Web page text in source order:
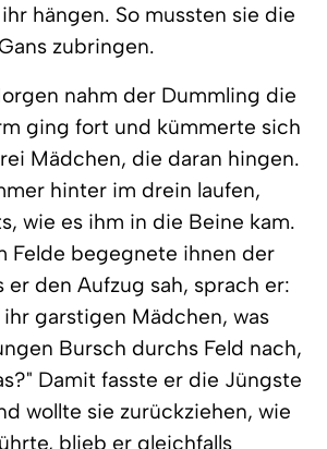
hängen. So mussten sie die
zubringen.
nahm der Dummling die
ging fort und kümmerte sich
Mädchen, die daran hingen.
hinter im drein laufen,
wie es ihm in die Beine kam.
Felde begegnete ihnen der
er den Aufzug sah, sprach er:
garstigen Mädchen, was
Bursch durchs Feld nach,
Damit fasste er die Jüngste
wollte sie zurückziehen, wie
blieb er gleichfalls